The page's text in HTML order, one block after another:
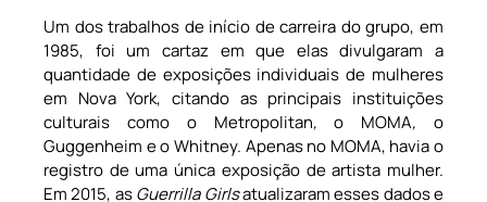
Um dos trabalhos de início de carreira do grupo, em
1985, foi um cartaz em que elas divulgaram a
quantidade de exposições individuais de mulheres
em Nova York, citando as principais instituições
culturais como o Metropolitan,o MOMA, o
Guggenheim e o Whitney. Apenas no MOMA, havia o
registro de uma única exposição de artista mulher.
Em 2015, asGuerrilla Girlsatualizaram esses dados e